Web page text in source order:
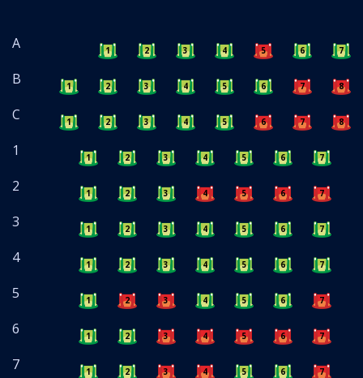
A 1 2 3 4 5 6 7
B 1 2 3 4 5 6 7 8
C 1 2 3 4 5 6 7 8
1 1 2 3 4 5 6 7
2 1 2 3 4 5 6 7
3 1 2 3 4 5 6 7
4 1 2 3 4 5 6 7
5 1 2 3 4 5 6 7
6 1 2 3 4 5 6 7
7 1 2 3 4 5 6 7